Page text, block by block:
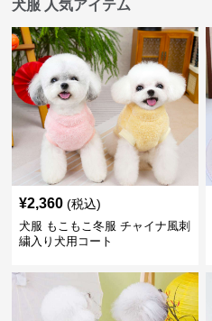
犬服 人気アイテム
¥2,360 (税込)
犬服 もこもこ冬服 チャイナ風刺
繍入り犬用コート